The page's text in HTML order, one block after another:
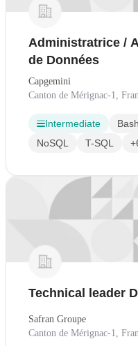
Administratrice /
de Données
Capgemini
Canton de Mérignac-1,
Intermediate Bash
NoSQL
T-SQL
Technical leader
Safran Groupe
Canton de Mérignac-1,